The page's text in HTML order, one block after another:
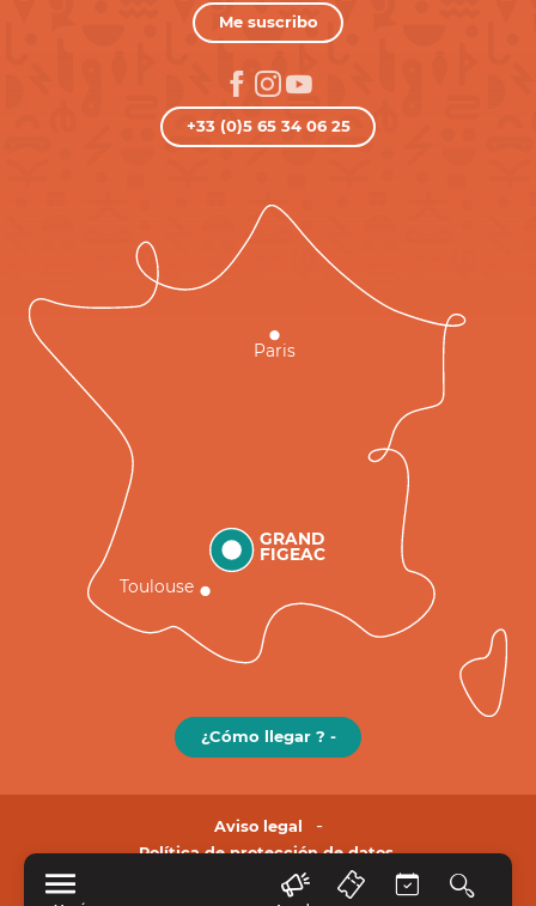
Me suscribo
+33 (0)5 65 34 06 25
GRAND
FIGEAC
Toulouse
Paris
¿Cómo llegar ? -
Aviso legal
Política de protección de datos.